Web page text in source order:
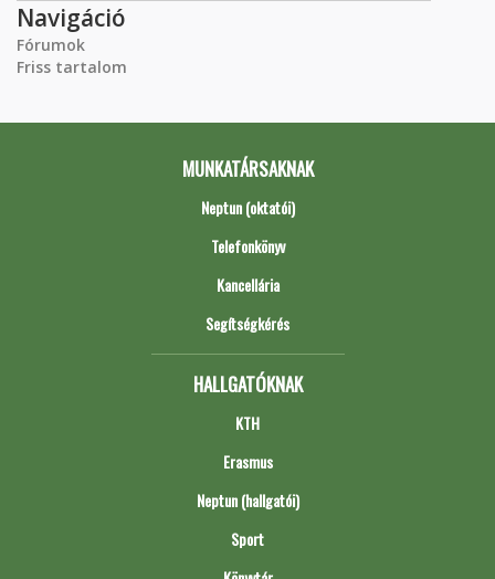
Navigáció
Fórumok
Friss tartalom
MUNKATÁRSAKNAK
Neptun (oktatói)
Telefonkönyv
Kancellária
Segítségkérés
HALLGATÓKNAK
KTH
Erasmus
Neptun (hallgatói)
Sport